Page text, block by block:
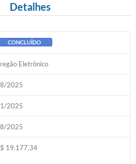
Detalhes
CONCLUÍDO
Eletrônico
2025
2025
2025
19.177,34